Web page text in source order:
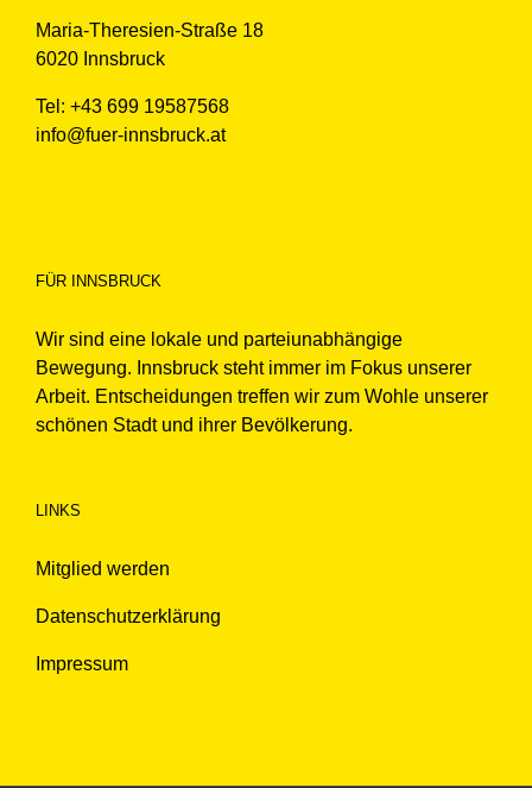
Maria-Theresien-Straße 18
6020 Innsbruck
Tel: +43 699 19587568
info@fuer-innsbruck.at
FÜR INNSBRUCK
Wir sind eine lokale und parteiunabhängige
Bewegung. Innsbruck steht immer im Fokus unserer
Arbeit. Entscheidungen treffen wir zum Wohle unserer
schönen Stadt und ihrer Bevölkerung.
LINKS
Mitglied werden
Datenschutzerklärung
Impressum